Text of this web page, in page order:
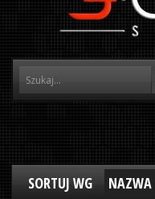
SORTUJ WG NAZWA